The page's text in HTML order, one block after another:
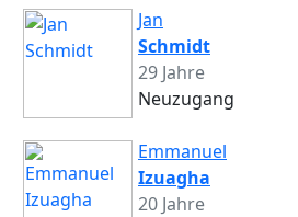
Jan
Schmidt
29 Jahre
Neuzugang
Emmanuel
Izuagha
20 Jahre